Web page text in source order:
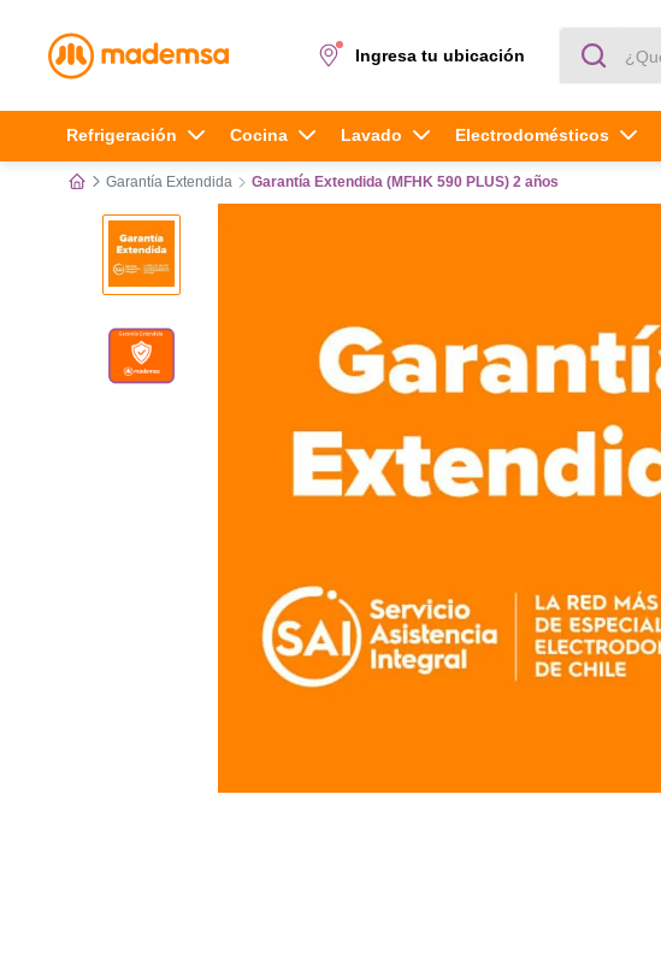
Ingresa tu ubicación
Términos más buscados
1. cocina 4 platos
lavadora
refrigerador
secadora
Refrigeración Cocina Lavado Electrodomésticos
Garantía Extendida Garantía Extendida (MFHK 590 PLUS) 2 años